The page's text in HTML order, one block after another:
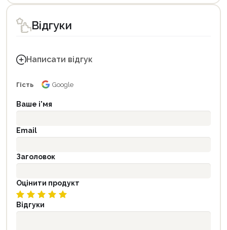
Відгуки
Написати відгук
Гість Google
Ваше і'мя
Email
Заголовок
Оцінити продукт
Відгуки